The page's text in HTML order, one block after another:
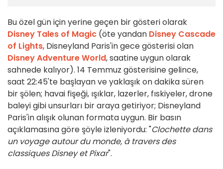
Bu özel gün için yerine geçen bir gösteri olarak
Disney Tales of Magic (öte yandan Disney Cascade
of Lights, Disneyland Paris'in gece gösterisi olan
Disney Adventure World, saatine uygun olarak
sahnede kalıyor). 14 Temmuz gösterisine gelince,
saat 22:45'te başlayan ve yaklaşık on dakika süren
bir şölen; havai fişeği, ışıklar, lazerler, fıskiyeler, drone
baleyi gibi unsurları bir araya getiriyor; Disneyland
Paris'in alışık olunan formata uygun. Bir basın
açıklamasına göre şöyle izleniyordu: "Clochette dans
un voyage autour du monde, à travers des
classiques Disney et Pixar".